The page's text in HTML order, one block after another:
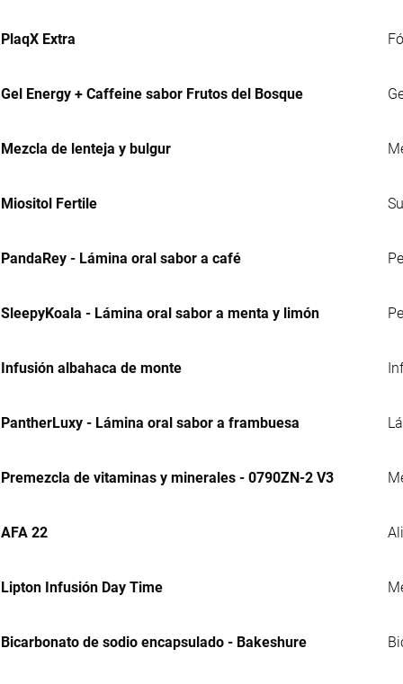
PlaqX Extra
Gel Energy + Caffeine sabor Frutos del Bosque
Mezcla de lenteja y bulgur
Miositol Fertile
PandaRey - Lámina oral sabor a café
SleepyKoala - Lámina oral sabor a menta y limón
Infusión albahaca de monte
PantherLuxy - Lámina oral sabor a frambuesa
Premezcla de vitaminas y minerales - 0790ZN-2 V3
AFA 22
Lipton Infusión Day Time
Bicarbonato de sodio encapsulado - Bakeshure